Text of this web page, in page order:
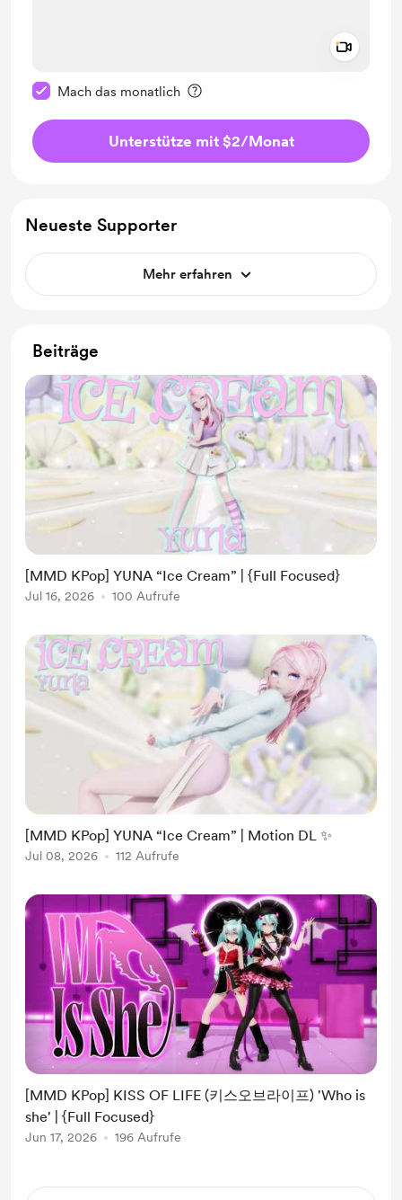
Mach das monatlich
Unterstütze mit $2/Monat
Neueste Supporter
Mehr erfahren
Beiträge
[MMD KPop] YUNA “Ice Cream” | {Full Focused}
Jul 16, 2026 100 Aufrufe
[MMD KPop] YUNA “Ice Cream” | Motion DL ✨
Jul 08, 2026 112 Aufrufe
[MMD KPop] KISS OF LIFE (키스오브라이프) 'Who is
she' | {Full Focused}
Jun 17, 2026 196 Aufrufe